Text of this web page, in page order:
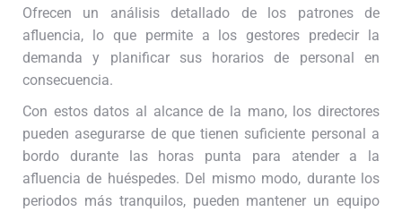
Ofrecen un análisis detallado de los patrones de
afluencia, lo que permite a los gestores predecir la
demanda y planificar sus horarios de personal en
consecuencia.
Con estos datos al alcance de la mano, los directores
pueden asegurarse de que tienen suficiente personal a
bordo durante las horas punta para atender a la
afluencia de huéspedes. Del mismo modo, durante los
periodos más tranquilos, pueden mantener un equipo